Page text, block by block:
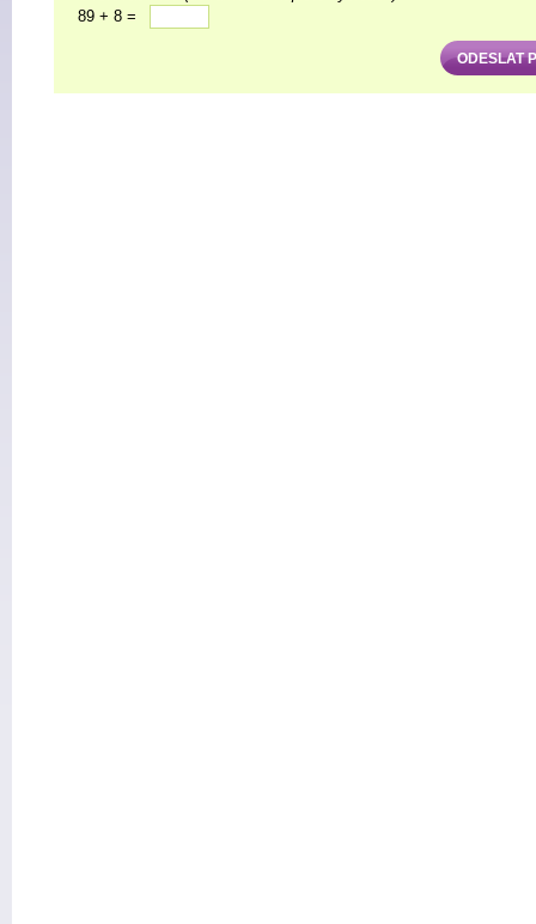
89 + 8 =